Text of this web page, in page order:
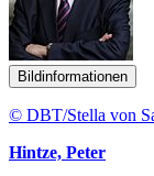
Bildinformationen
© DBT/Stella von
Hintze, Peter